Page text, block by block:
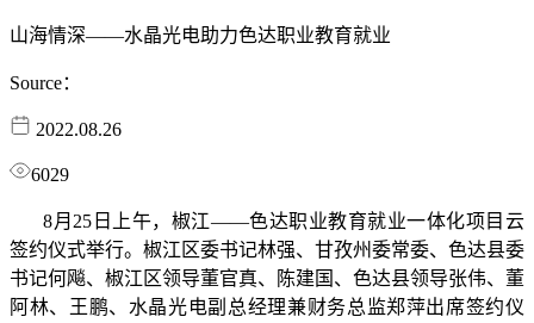
山海情深——水晶光电助力色达职业教育就业
Source：
2022.08.26
6029
8月25日上午，椒江——色达职业教育就业一体化项目云
签约仪式举行。 椒江 区委书记林强、 甘孜州委常委、色达县委
书记何飚、 椒江 区领导董官真、陈建国 、 色达县领导张伟、董
阿林、王鹏、 水晶光电副总经理兼财务总监郑萍出席签约仪